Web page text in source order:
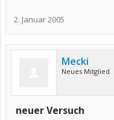
2. Januar 2005
Mecki
Neues Mitglied
neuer Versuch